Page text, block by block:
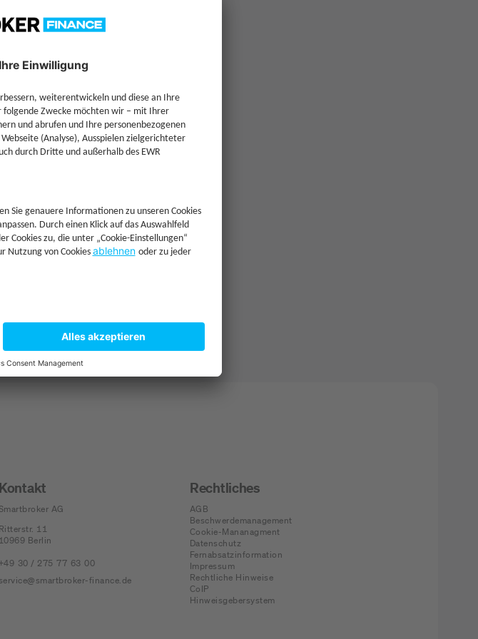
Kontakt
AG
Ritterstr. 11
10969 Berlin
+49 30 / 275 77 63 00
service@smartbroker-finance.de
Rechtliches
AGB
Beschwerdemanagement
Cookie-Mananagment
Datenschutz
Fernabsatzinformation
Impressum
Rechtliche Hinweise
CoIP
Hinweisgebersystem